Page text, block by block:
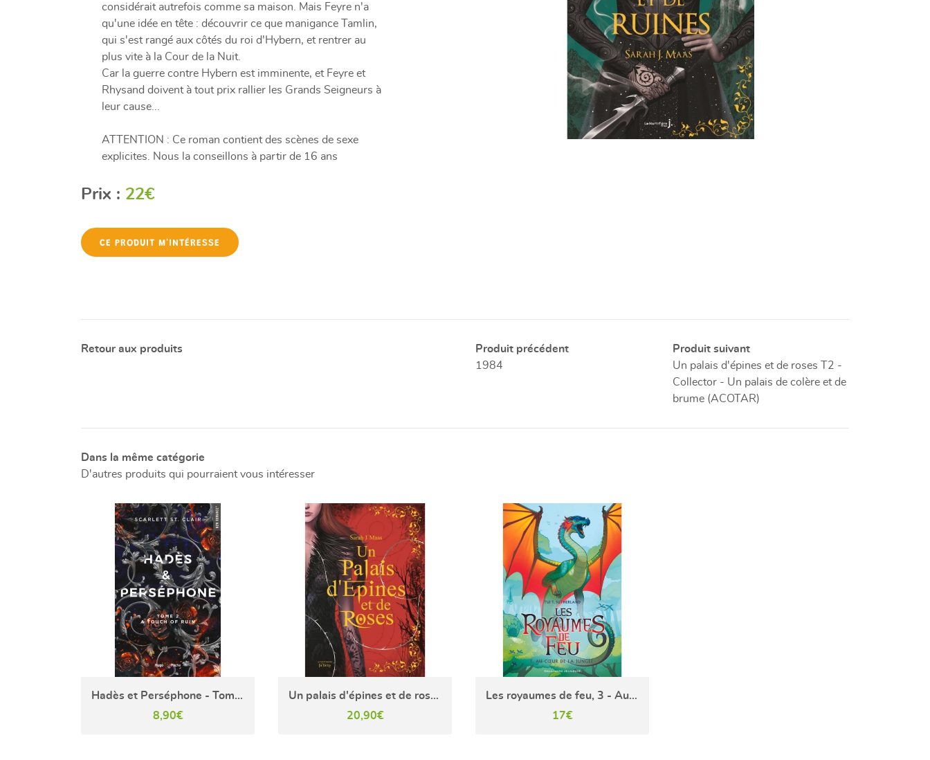
considérait autrefois comme sa maison. Mais Feyre n'a
qu'une idée en tête : découvrir ce que manigance Tamlin,
qui s'est rangé aux côtés du roi d'Hybern, et rentrer au
plus vite à la Cour de la Nuit.
Car la guerre contre Hybern est imminente, et Feyre et
Rhysand doivent à tout prix rallier les Grands Seigneurs à
leur cause...
ATTENTION : Ce roman contient des scènes de sexe
explicites. Nous la conseillons à partir de 16 ans
Prix : 22€
CE PRODUIT M'INTÉRESSE
Retour aux produits
Produit précédent
1984
Produit suivant
Un palais d'épines et de roses T2 -
Collector - Un palais de colère et de
brume (ACOTAR)
Dans la même catégorie
D'autres produits qui pourraient vous intéresser
Hadès et Perséphone - Tome 2 - A touch of ruin
8,90€
Un palais d'épines et de roses T1 - Collector (ACOTAR)
20,90€
Les royaumes de feu, 3 - Au cœur de la jungle
17€